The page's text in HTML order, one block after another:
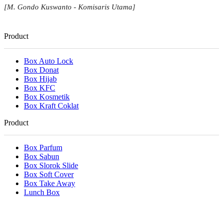
[M. Gondo Kuswanto - Komisaris Utama]
Product
Box Auto Lock
Box Donat
Box Hijab
Box KFC
Box Kosmetik
Box Kraft Coklat
Product
Box Parfum
Box Sabun
Box Slorok Slide
Box Soft Cover
Box Take Away
Lunch Box